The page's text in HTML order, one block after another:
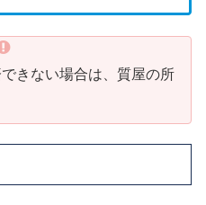
きない場合は、質屋の所